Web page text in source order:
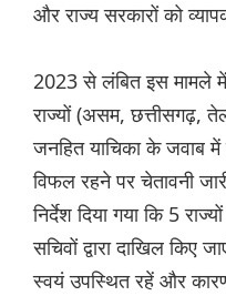
और राज्य सरकारों को
2023 से लंबित इस मामले
राज्यों (असम, छत्तीसगढ़,
जनहित याचिका के जवाब
विफल रहने पर चेतावनी
निर्देश दिया गया कि 5
सचिवों द्वारा दाखिल किए
स्वयं उपस्थित रहें और